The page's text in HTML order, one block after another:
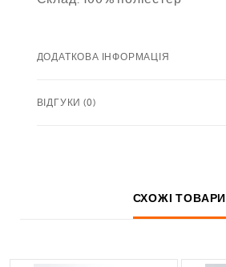
ДОДАТКОВА ІНФОРМАЦІЯ
ВІДГУКИ (0)
СХОЖІ ТОВАРИ